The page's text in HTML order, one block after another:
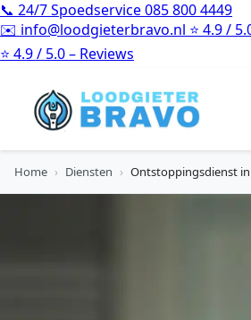
📞 24/7 Spoedservice085 800 4449
✉️ info@loodgieterbravo.nl ⭐ 4.9 /
⭐ 4.9 / 5.0 – Reviews
Home › Diensten › Ontstoppingsdienst in